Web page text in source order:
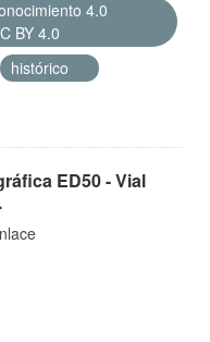
4.0
BY 4.0
histórico
ED50 - Vial